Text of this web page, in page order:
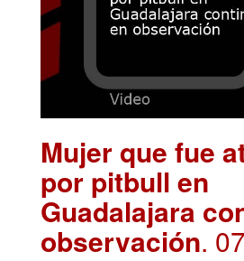
Mujer que fue
por pitbull en
Guadalajara
observación.